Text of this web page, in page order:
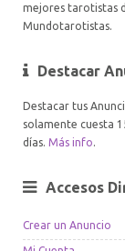
mejores tarotistas
Mundotarotistas.
Destacar
Destacar tus
solamente cuesta
días. Más info.
Accesos
Crear un Anuncio